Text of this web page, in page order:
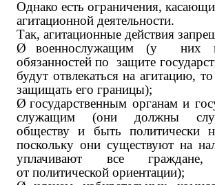
Однако есть ограничения,
агитационной деятельности.
Так, агитационные действия
Ø
военнослужащим (у них
обязанностей по защите
будут отвлекаться на агитацию,
защищать его границы);
Ø государственным органам и
служащим (они должны
обществу и быть политически
поскольку они существуют на
уплачивают все граждане,
от политической ориентации);